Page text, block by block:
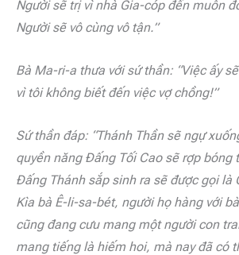
Người sẽ trị vì nhà Gia-cóp đến muôn
Người sẽ vô cùng vô tận.”
Bà Ma-ri-a thưa với sứ thần: “Việc ấy
vì tôi không biết đến việc vợ chồng!”
Sứ thần đáp: “Thánh Thần sẽ ngự
quyền năng Đấng Tối Cao sẽ rợp bóng
Đấng Thánh sắp sinh ra sẽ được gọi là
Kìa bà Ê-li-sa-bét, người họ hàng với
cũng đang cưu mang một người con
mang tiếng là hiếm hoi, mà nay đã có